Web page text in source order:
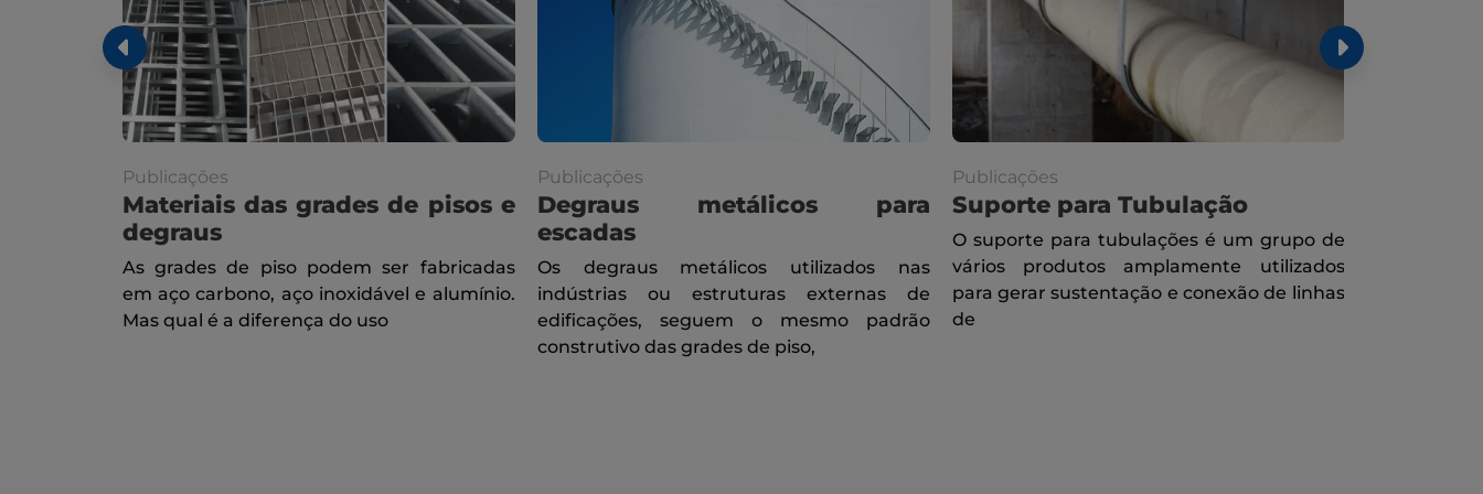
Publicações
Materiais das grades de pisos e
degraus
As grades de piso podem ser fabricadas
em aço carbono, aço inoxidável e alumínio.
Mas qual é a diferença do uso
Publicações
Degraus metálicos para
escadas
Os degraus metálicos utilizados nas
indústrias ou estruturas externas de
edificações, seguem o mesmo padrão
construtivo das grades de piso,
Publicações
Suporte para Tubulação
O suporte para tubulações é um grupo de
vários produtos amplamente utilizados
para gerar sustentação e conexão de linhas
de